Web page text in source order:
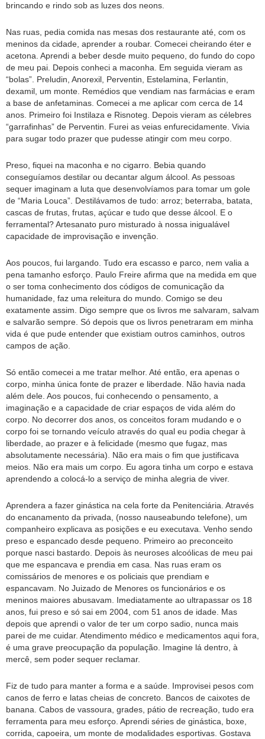
brincando e rindo sob as luzes dos neons.
Nas ruas, pedia comida nas mesas dos restaurante até, com os
meninos da cidade, aprender a roubar. Comecei cheirando éter e
acetona. Aprendi a beber desde muito pequeno, do fundo do copo
de meu pai. Depois conheci a maconha. Em seguida vieram as
“bolas”. Preludin, Anorexil, Perventin, Estelamina, Ferlantin,
dexamil, um monte. Remédios que vendiam nas farmácias e eram
a base de anfetaminas. Comecei a me aplicar com cerca de 14
anos. Primeiro foi Instilaza e Risnoteg. Depois vieram as célebres
“garrafinhas” de Perventin. Furei as veias enfurecidamente. Vivia
para sugar todo prazer que pudesse atingir com meu corpo.
Preso, fiquei na maconha e no cigarro. Bebia quando
conseguíamos destilar ou decantar algum álcool. As pessoas
sequer imaginam a luta que desenvolvíamos para tomar um gole
de “Maria Louca”. Destilávamos de tudo: arroz; beterraba, batata,
cascas de frutas, frutas, açúcar e tudo que desse álcool. E o
ferramental? Artesanato puro misturado à nossa inigualável
capacidade de improvisação e invenção.
Aos poucos, fui largando. Tudo era escasso e parco, nem valia a
pena tamanho esforço. Paulo Freire afirma que na medida em que
o ser toma conhecimento dos códigos de comunicação da
humanidade, faz uma releitura do mundo. Comigo se deu
exatamente assim. Digo sempre que os livros me salvaram, salvam
e salvarão sempre. Só depois que os livros penetraram em minha
vida é que pude entender que existiam outros caminhos, outros
campos de ação.
Só então comecei a me tratar melhor. Até então, era apenas o
corpo, minha única fonte de prazer e liberdade. Não havia nada
além dele. Aos poucos, fui conhecendo o pensamento, a
imaginação e a capacidade de criar espaços de vida além do
corpo. No decorrer dos anos, os conceitos foram mudando e o
corpo foi se tornando veículo através do qual eu podia chegar à
liberdade, ao prazer e à felicidade (mesmo que fugaz, mas
absolutamente necessária). Não era mais o fim que justificava
meios. Não era mais um corpo. Eu agora tinha um corpo e estava
aprendendo a colocá-lo a serviço de minha alegria de viver.
Aprendera a fazer ginástica na cela forte da Penitenciária. Através
do encanamento da privada, (nosso nauseabundo telefone), um
companheiro explicava as posições e eu executava. Venho sendo
preso e espancado desde pequeno. Primeiro ao preconceito
porque nasci bastardo. Depois às neuroses alcoólicas de meu pai
que me espancava e prendia em casa. Nas ruas eram os
comissários de menores e os policiais que prendiam e
espancavam. No Juizado de Menores os funcionários e os
meninos maiores abusavam. Imediatamente ao ultrapassar os 18
anos, fui preso e só sai em 2004, com 51 anos de idade. Mas
depois que aprendi o valor de ter um corpo sadio, nunca mais
parei de me cuidar. Atendimento médico e medicamentos aqui fora,
é uma grave preocupação da população. Imagine lá dentro, à
mercê, sem poder sequer reclamar.
Fiz de tudo para manter a forma e a saúde. Improvisei pesos com
canos de ferro e latas cheias de concreto. Bancos de caixotes de
banana. Cabos de vassoura, grades, pátio de recreação, tudo era
ferramenta para meu esforço. Aprendi séries de ginástica, boxe,
corrida, capoeira, um monte de modalidades esportivas. Gostava